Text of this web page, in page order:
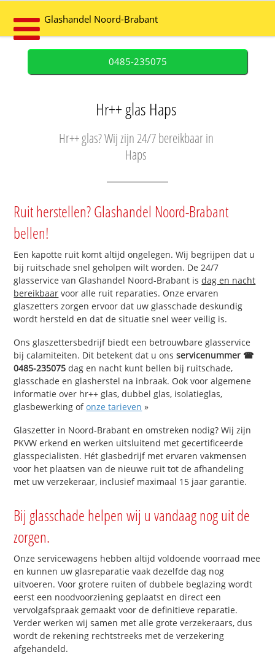
Glashandel Noord-Brabant
0485-235075
Hr++ glas Haps
Hr++ glas? Wij zijn 24/7 bereikbaar in
Haps
Ruit herstellen? Glashandel Noord-Brabant
bellen!
Een kapotte ruit komt altijd ongelegen. Wij begrijpen dat u
bij ruitschade snel geholpen wilt worden. De 24/7
glasservice van Glashandel Noord-Brabant isdag en nacht
bereikbaar voor alle ruit reparaties. Onze ervaren
glaszetters zorgen ervoor dat uw glasschade deskundig
wordt hersteld en dat de situatie snel weer veilig is.
Ons glaszettersbedrijf biedt een betrouwbare glasservice
bij calamiteiten. Dit betekent dat u onsservicenummer ☎
0485-235075 dag en nacht kunt bellen bij ruitschade,
glasschade en glasherstel na inbraak. Ook voor algemene
informatie over hr++ glas, dubbel glas, isolatieglas,
glasbewerking ofonze tarieven »
Glaszetter in Noord-Brabant en omstreken nodig? Wij zijn
PKVW erkend en werken uitsluitend met gecertificeerde
glasspecialisten. Hét glasbedrijf met ervaren vakmensen
voor het plaatsen van de nieuwe ruit tot de afhandeling
met uw verzekeraar, inclusief maximaal 15 jaar garantie.
Bij glasschade helpen wij u vandaag nog uit de
zorgen.
Onze servicewagens hebben altijd voldoende voorraad mee
en kunnen uw glasreparatie vaak dezelfde dag nog
uitvoeren. Voor grotere ruiten of dubbele beglazing wordt
eerst een noodvoorziening geplaatst en direct een
vervolgafspraak gemaakt voor de definitieve reparatie.
Verder werken wij samen met alle grote verzekeraars, dus
wordt de rekening rechtstreeks met de verzekering
afgehandeld.